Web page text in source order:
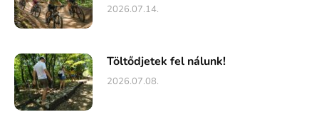
2026.07.14.
Töltődjetek fel nálunk!
2026.07.08.